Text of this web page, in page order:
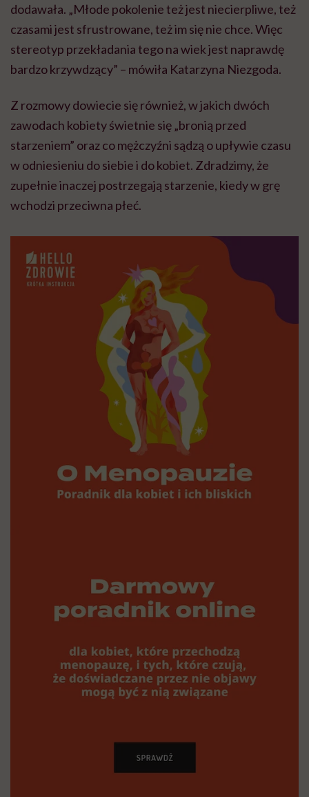
dodawała. „Młode pokolenie też jest niecierpliwe, też
czasami jest sfrustrowane, też im się nie chce. Więc
stereotyp przekładania tego na wiek jest naprawdę
bardzo krzywdzący” – mówiła Katarzyna Niezgoda.
Z rozmowy dowiecie się również, w jakich dwóch
zawodach kobiety świetnie się „bronią przed
starzeniem” oraz co mężczyźni sądzą o upływie czasu
w odniesieniu do siebie i do kobiet. Zdradzimy, że
zupełnie inaczej postrzegają starzenie, kiedy w grę
wchodzi przeciwna płeć.